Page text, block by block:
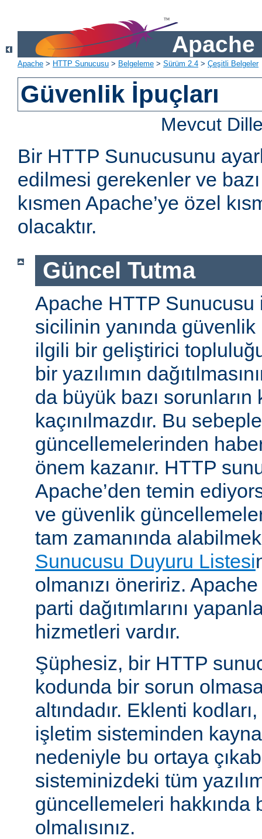
Apache
Apache > HTTP Sunucusu > Belgeleme > Sürüm 2.4 > Çeşitli Belgeler
Güvenlik İpuçları
Mevcut
Bir HTTP Sunucusunu
edilmesi gerekenler ve
kısmen Apache’ye özel
olacaktır.
Güncel Tutma
Apache HTTP Sunucusu
sicilinin yanında
ilgili bir geliştirici
bir yazılımın
da büyük bazı
kaçınılmazdır. Bu
güncellemelerinden
önem kazanır. HTTP
Apache’den temin
ve güvenlik
tam zamanında
Sunucusu Duyuru Listesi
olmanızı öneririz. Apache
parti dağıtımlarını
hizmetleri vardır.
Şüphesiz, bir HTTP
kodunda bir sorun
altındadır. Eklenti
işletim sisteminden
nedeniyle bu ortaya
sisteminizdeki tüm
güncellemeleri hakkında
olmalısınız.